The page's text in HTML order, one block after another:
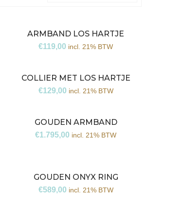
ARMBAND LOS HARTJE
€119,00 incl. 21% BTW
COLLIER MET LOS HARTJE
€129,00 incl. 21% BTW
GOUDEN ARMBAND
€1.795,00 incl. 21% BTW
GOUDEN ONYX RING
€589,00 incl. 21% BTW